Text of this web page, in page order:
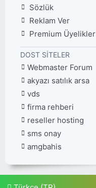
Sözlük
Reklam Ver
Premium Üyelikler
DOST SITELER
Webmaster Forum
akyazı satılık arsa
vds
firma rehberi
reseller hosting
sms onay
amgbahis